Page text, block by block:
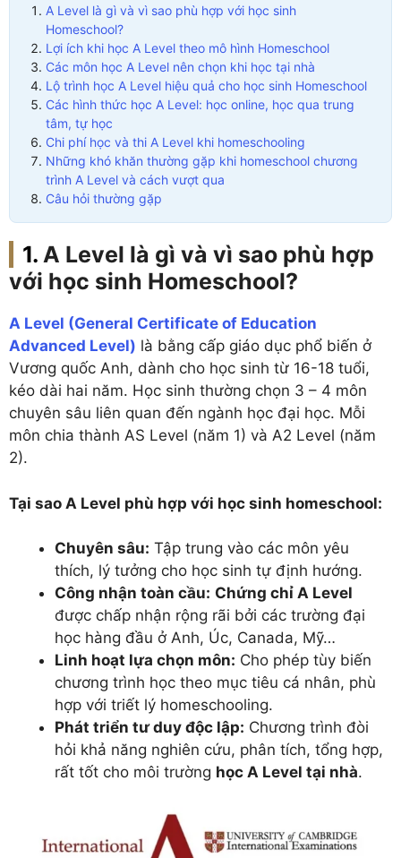
A Level là gì và vì sao phù hợp với học sinh
Homeschool?
Lợi ích khi học A Level theo mô hình Homeschool
Các môn học A Level nên chọn khi học tại nhà
Lộ trình học A Level hiệu quả cho học sinh Homeschool
Các hình thức học A Level: học online, học qua trung
tâm, tự học
Chi phí học và thi A Level khi homeschooling
Những khó khăn thường gặp khi homeschool chương
trình A Level và cách vượt qua
Câu hỏi thường gặp
A Level là gì và vì sao phù hợp
với học sinh Homeschool?
A Level (General Certificate of Education
Advanced Level) là bằng cấp giáo dục phổ biến ở
Vương quốc Anh, dành cho học sinh từ 16-18 tuổi,
kéo dài hai năm. Học sinh thường chọn 3 – 4 môn
chuyên sâu liên quan đến ngành học đại học. Mỗi
môn chia thành AS Level (năm 1) và A2 Level (năm
2).
Tại sao A Level phù hợp với học sinh homeschool:
Chuyên sâu: Tập trung vào các môn yêu
thích, lý tưởng cho học sinh tự định hướng.
Công nhận toàn cầu: Chứng chỉ A Level
được chấp nhận rộng rãi bởi các trường đại
học hàng đầu ở Anh, Úc, Canada, Mỹ…
Linh hoạt lựa chọn môn: Cho phép tùy biến
chương trình học theo mục tiêu cá nhân, phù
hợp với triết lý homeschooling.
Phát triển tư duy độc lập: Chương trình đòi
hỏi khả năng nghiên cứu, phân tích, tổng hợp,
rất tốt cho môi trường học A Level tại nhà.